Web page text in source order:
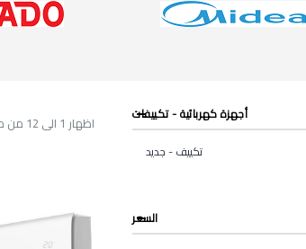
اظهار 1 الى 12 من مجموع 17 الأدخالات
أجهزة كهربائية - تكييفات
تكييف - جديد
السعر